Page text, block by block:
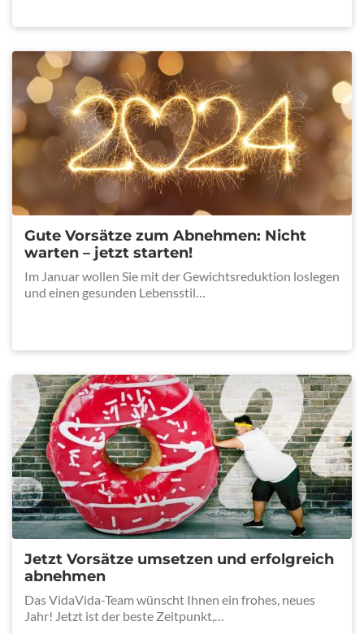
Gute Vorsätze zum Abnehmen: Nicht
warten – jetzt starten!
Im Januar wollen Sie mit der Gewichtsreduktion loslegen
und einen gesunden Lebensstil…
Jetzt Vorsätze umsetzen und erfolgreich
abnehmen
Das VidaVida-Team wünscht Ihnen ein frohes, neues
Jahr! Jetzt ist der beste Zeitpunkt,…